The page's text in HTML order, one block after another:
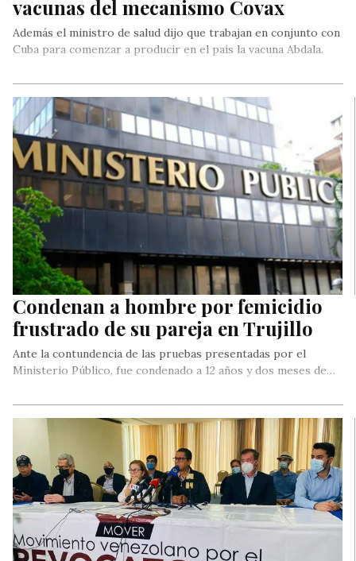
vacunas del mecanismo Covax
Además el ministro de salud dijo que trabajan en conjunto con
Cuba para comenzar a producir en el país la vacuna Abdala.
Condenan a hombre por femicidio
frustrado de su pareja en Trujillo
Ante la contundencia de las pruebas presentadas por el
Ministerio Público, fue condenado a 12 años y dos meses de…